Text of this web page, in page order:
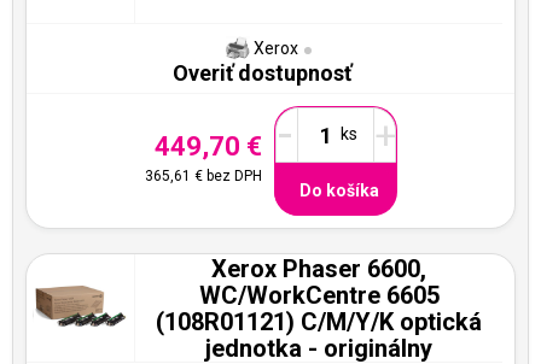
Xerox
Overiť dostupnosť
449,70 €
365,61 €bez DPH
- +
Do košíka
Xerox Phaser 6600,
WC/WorkCentre 6605
(108R01121) C/M/Y/K optická
jednotka - originálny